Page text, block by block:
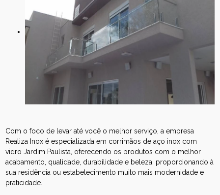
Com o foco de levar até você o melhor serviço, a empresa
Realiza Inox é especializada em corrimãos de aço inox com
vidro Jardim Paulista, oferecendo os produtos com o melhor
acabamento, qualidade, durabilidade e beleza, proporcionando à
sua residência ou estabelecimento muito mais modernidade e
praticidade.